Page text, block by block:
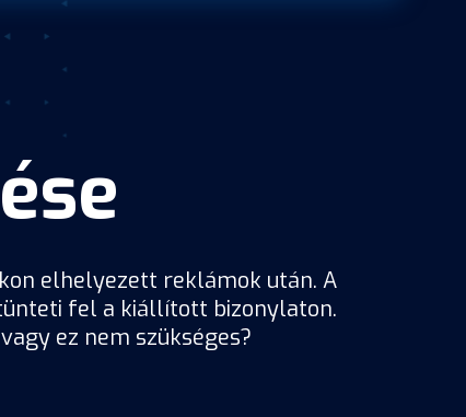
elhelyezett reklámok után. A
fel a kiállított bizonylaton.
ez nem szükséges?